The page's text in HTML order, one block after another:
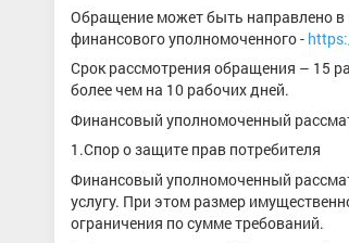
Обращение может быть направлено в
финансового уполномоченного -
Срок рассмотрения обращения – 15
более чем на 10 рабочих дней.
Финансовый уполномоченный
1.Спор о защите прав потребителя
Финансовый уполномоченный
услугу. При этом размер
ограничения по сумме требований.